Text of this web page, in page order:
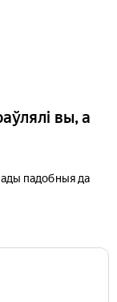
вы, а
падобныя да